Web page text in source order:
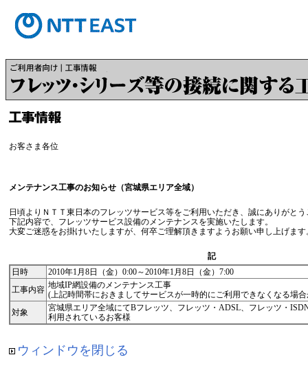
お客さま各位
メンテナンス工事のお知らせ（宮城県エリア全域）
日頃よりＮＴＴ東日本のフレッツサービス等をご利用いただき、誠にありがと
下記内容で、フレッツサービス設備のメンテナンスを実施いたします。
大変ご迷惑をお掛けいたしますが、何卒ご理解頂きますようお願い申し上げます
記
日時
2010年1月8日（金）0:00～2010年1月8日（金）7:00
工事内容 地域IP網設備のメンテナンス工事
(上記時間帯におきましてサービスが一時的にご利用できなくなる場
対象
宮城県エリア全域にてBフレッツ、フレッツ・ADSL、フレッツ・
利用されているお客様
ウィンドウを閉じる